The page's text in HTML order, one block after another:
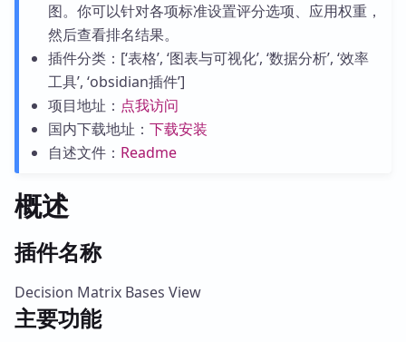
图。你可以针对各项标准设置评分选项、应用权重，
然后查看排名结果。
插件分类：[‘表格’, ‘图表与可视化’, ‘数据分析’, ‘效率
工具’, ‘obsidian插件’]
项目地址： 点我访问
国内下载地址： 下载安装
自述文件： Readme
概述
插件名称
Decision Matrix Bases View
主要功能